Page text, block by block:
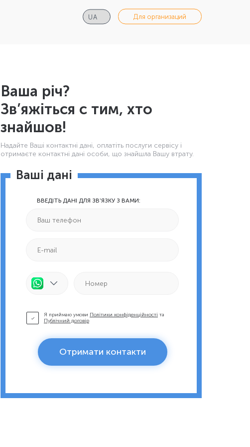
Для организаций
Ваша річ?
Зв’яжіться с тим, хто
знайшов!
Надайте Ваші контактнi дані, оплатіть послуги сервісу і
отримаєте контактні дані особи, що знайшла Вашу втрату.
Ваші дані
ВВЕДІТЬ ДАНІ ДЛЯ ЗВ'ЯЗКУ З ВАМИ:
Я приймаю умови Політики конфіденційності та
Публічний договір
Отримати контакти